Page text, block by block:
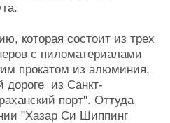
которая состоит из трех
с пиломатериалами
прокатом из алюминия,
дороге из Санкт-
порт". Оттуда
"Хазар Си Шиппинг